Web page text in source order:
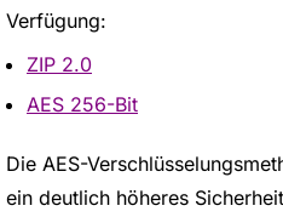
Verfügung:
ZIP 2.0
AES 256-Bit
Die AES-
ein deutlich höheres